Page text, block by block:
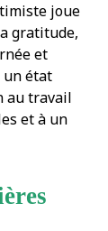
joue
gratitude,
et
un état
au travail
et à un